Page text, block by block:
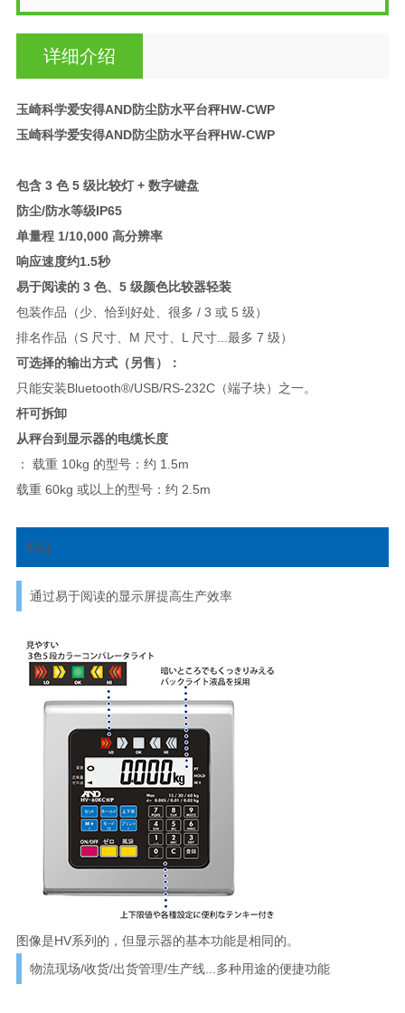
详细介绍
玉崎科学爱安得AND防尘防水平台秤HW-CWP
玉崎科学爱安得AND防尘防水平台秤HW-CWP
包含 3 色 5 级比较灯 + 数字键盘
防尘/防水等级IP65
单量程 1/10,000 高分辨率
响应速度约1.5秒
易于阅读的 3 色、5 级颜色比较器轻装
包装作品（少、恰到好处、很多 / 3 或 5 级）
排名作品（S 尺寸、M 尺寸、L 尺寸...最多 7 级）
可选择的输出方式（另售）：
只能安装Bluetooth®/USB/RS-232C（端子块）之一。
杆可拆卸
从秤台到显示器的电缆长度
： 载重 10kg 的型号：约 1.5m
载重 60kg 或以上的型号：约 2.5m
特征
通过易于阅读的显示屏提高生产效率
图像是HV系列的，但显示器的基本功能是相同的。
物流现场/收货/出货管理/生产线...多种用途的便捷功能